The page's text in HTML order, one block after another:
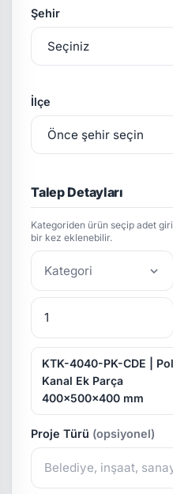
Şehir
İlçe
Talep Detayları
Kategoriden ürün seçip adet
bir kez eklenebilir.
Kategori
KTK-4040-PK-CDE |
Kanal Ek Parça
400x500x400 mm
Proje Türü (opsiyonel)